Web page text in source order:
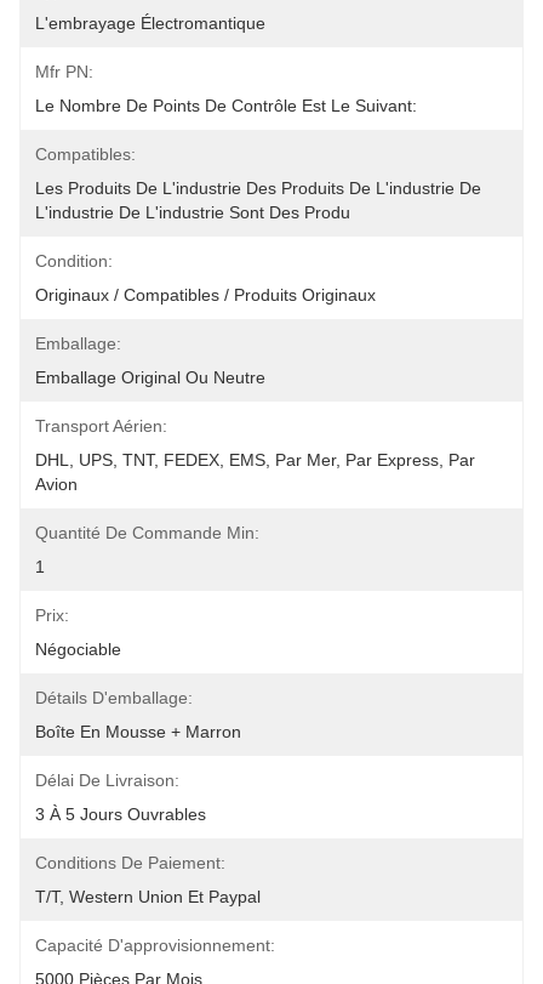
L'embrayage Électromantique
Mfr PN:
Le Nombre De Points De Contrôle Est Le Suivant:
Compatibles:
Les Produits De L'industrie Des Produits De L'industrie De
L'industrie De L'industrie Sont Des Produ
Condition:
Originaux / Compatibles / Produits Originaux
Emballage:
Emballage Original Ou Neutre
Transport Aérien:
DHL, UPS, TNT, FEDEX, EMS, Par Mer, Par Express, Par
Avion
Quantité De Commande Min:
1
Prix:
Négociable
Détails D'emballage:
Boîte En Mousse + Marron
Délai De Livraison:
3 À 5 Jours Ouvrables
Conditions De Paiement:
T/T, Western Union Et Paypal
Capacité D'approvisionnement:
5000 Pièces Par Mois